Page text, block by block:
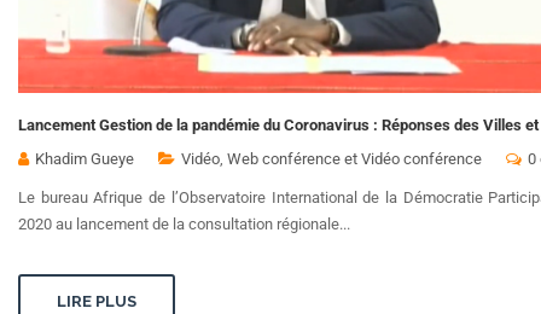
Lancement Gestion de la pandémie du Coronavirus : Réponses des Villes
Khadim Gueye
Vidéo, Web conférence et Vidéo conférence 0
Le bureau Afrique de l’Observatoire International de la Démocratie
2020 au lancement de la consultation régionale...
LIRE PLUS